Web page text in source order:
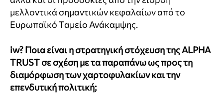
μελλοντικά σημαντικών κεφαλαίων από το
Ευρωπαϊκό Ταμείο Ανάκαμψης.
iw?Ποια είναι η στρατηγική στόχευση της ALPHA
TRUST σε σχέση με τα παραπάνω ως προς τη
διαμόρφωση των χαρτοφυλακίων και την
επενδυτική πολιτική;